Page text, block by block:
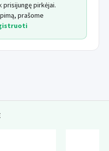
prisijungę pirkėjai.
prašome